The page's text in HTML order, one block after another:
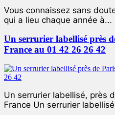
Vous connaissez sans
qui a lieu chaque année à...
Un serrurier labellisé près
France au 01 42 26 26 42
Un serrurier labellisé, près
France Un serrurier